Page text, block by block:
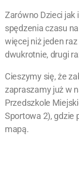
Zarówno Dzieci
spędzenia czasu
więcej niż jeden
dwukrotnie, drugi
Cieszymy się, że
zapraszamy już w
Przedszkole
Sportowa 2), gdzie
mapą.